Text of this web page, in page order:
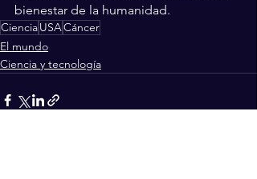
bienestar de la humanidad.
CienciaUSACáncer
El mundo
Ciencia y tecnología